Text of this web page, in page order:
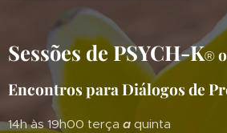
Sessões de PSYCH-K®
Encontros para Diálogos de
14h às 19h00 terça a quinta